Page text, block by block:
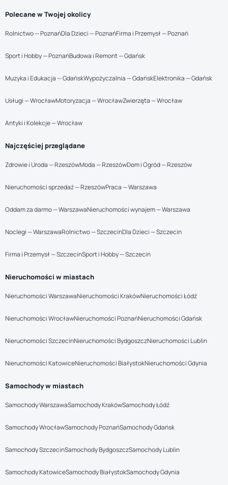
Polecane w Twojej okolicy
Rolnictwo — PoznańDla Dzieci — PoznańFirma i Przemysł — Poznań
Sport i Hobby — PoznańBudowa i Remont — Gdańsk
Muzyka i Edukacja — GdańskWypożyczalnia — GdańskElektronika — Gdańsk
Usługi — WrocławMotoryzacja — WrocławZwierzęta — Wrocław
Antyki i Kolekcje — Wrocław
Najczęściej przeglądane
Zdrowie i Uroda — RzeszówModa — RzeszówDom i Ogród — Rzeszów
Nieruchomości sprzedaż — RzeszówPraca — Warszawa
Oddam za darmo — WarszawaNieruchomości wynajem — Warszawa
Noclegi — WarszawaRolnictwo — SzczecinDla Dzieci — Szczecin
Firma i Przemysł — SzczecinSport i Hobby — Szczecin
Nieruchomości w miastach
Nieruchomości WarszawaNieruchomości KrakówNieruchomości Łódź
Nieruchomości WrocławNieruchomości PoznańNieruchomości Gdańsk
Nieruchomości SzczecinNieruchomości BydgoszczNieruchomości Lublin
Nieruchomości KatowiceNieruchomości BiałystokNieruchomości Gdynia
Samochody w miastach
Samochody WarszawaSamochody KrakówSamochody Łódź
Samochody WrocławSamochody PoznańSamochody Gdańsk
Samochody SzczecinSamochody BydgoszczSamochody Lublin
Samochody KatowiceSamochody BiałystokSamochody Gdynia